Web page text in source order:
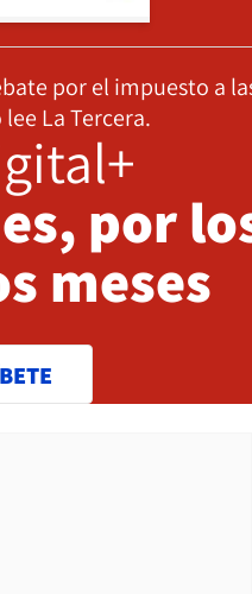
por el impuesto a
La Tercera.
por
meses